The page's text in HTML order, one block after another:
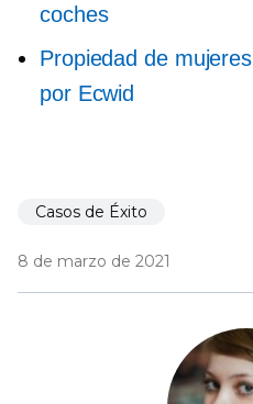
coches
Propiedad de mujeres
por Ecwid
Casos de Éxito
8 de marzo de 2021